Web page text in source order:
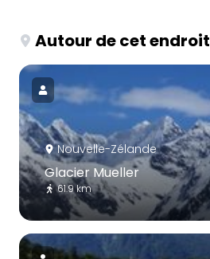
Autour de cet endroit
Nouvelle-Zélande
Glacier Mueller
61.9 km